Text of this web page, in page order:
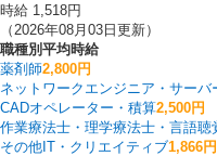
時給 1,518円
（2026年08月03日更新）
職種別平均時給
薬剤師2,800円
ネットワークエンジニア・サーバ
CADオペレーター・積算2,500円
作業療法士・理学療法士・言語聴
その他IT・クリエイティブ1,866円